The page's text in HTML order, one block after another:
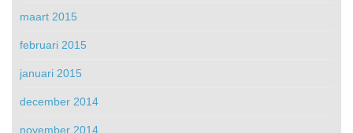
maart 2015
februari 2015
januari 2015
december 2014
november 2014